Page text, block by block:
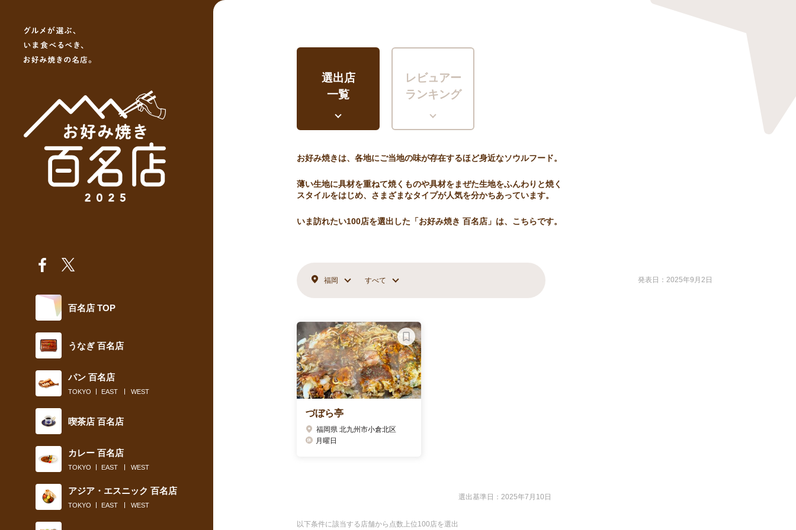
百名店 TOP
うなぎ 百名店
パン 百名店
TOKYO EAST WEST
喫茶店 百名店
カレー 百名店
TOKYO EAST WEST
アジア・エスニック 百名店
TOKYO EAST WEST
選出店
一覧
レビュアー
ランキング
お好み焼きは、各地にご当地の味が存在するほど身近なソウルフード。
薄い生地に具材を重ねて焼くものや具材をまぜた生地をふんわりと焼く
スタイルをはじめ、さまざまなタイプが人気を分かちあっています。
いま訪れたい100店を選出した「お好み焼き 百名店」は、こちらです。
福岡 すべて 発表日：2025年9月2日
づぼら亭
福岡県 北九州市小倉北区
月曜日
選出基準日：2025年7月10日
以下条件に該当する店舗から点数上位100店を選出